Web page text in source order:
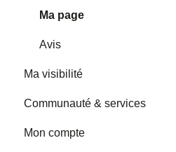
Importer un agenda google
Ma page
Avis
Ma visibilité
Partenariats Medoucine
Permettre la prise de
Communauté & services
Nouvelle rubrique Services
Mon compte